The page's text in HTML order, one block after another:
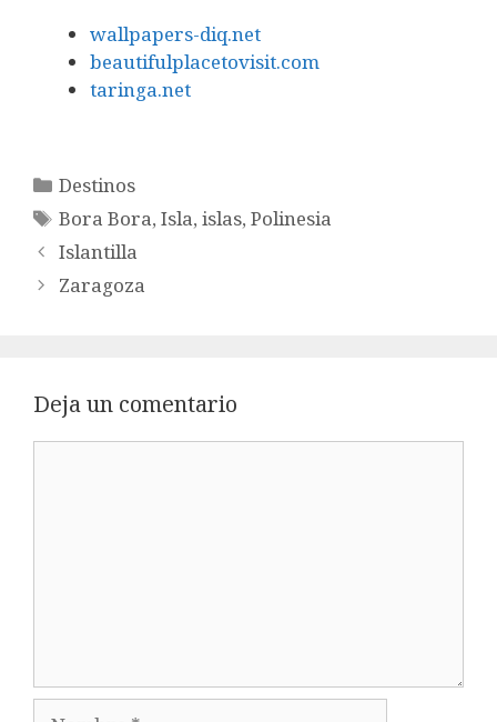
wallpapers-diq.net
beautifulplacetovisit.com
taringa.net
Categorías
Destinos
Etiquetas
Bora Bora,Isla,islas,Polinesia
Islantilla
Zaragoza
Deja un comentario
Nombre